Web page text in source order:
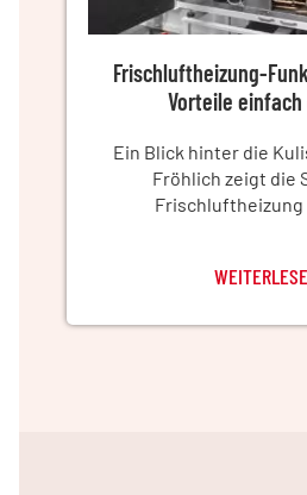
Frischluftheizung-
Vorteile
Ein Blick hinter die
Fröhlich zeigt die
Frischluftheizung